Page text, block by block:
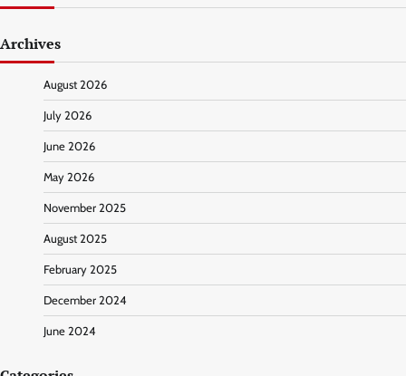
Archives
August 2026
July 2026
June 2026
May 2026
November 2025
August 2025
February 2025
December 2024
June 2024